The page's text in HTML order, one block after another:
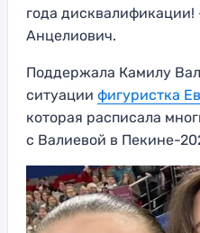
года
Анцелиович.
Поддержала Камилу
ситуации фигуристка
которая расписала
с Валиевой в Пекине-